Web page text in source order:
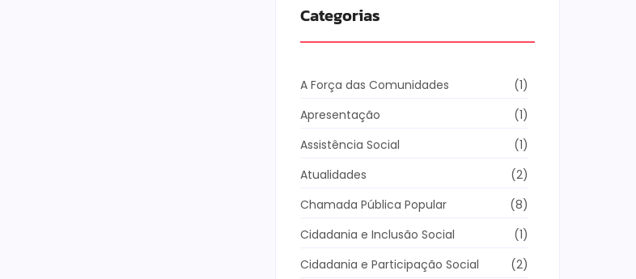
Categorias
A Força das Comunidades
(1)
Apresentação
(1)
Assistência Social
(1)
Atualidades
(2)
Chamada Pública Popular
(8)
Cidadania e Inclusão Social
(1)
Cidadania e Participação Social
(2)